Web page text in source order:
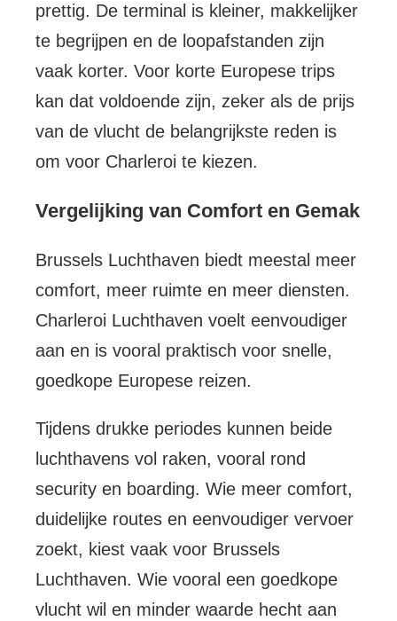
prettig. De terminal is kleiner, makkelijker
te begrijpen en de loopafstanden zijn
vaak korter. Voor korte Europese trips
kan dat voldoende zijn, zeker als de prijs
van de vlucht de belangrijkste reden is
om voor Charleroi te kiezen.
Vergelijking van Comfort en Gemak
Brussels Luchthaven biedt meestal meer
comfort, meer ruimte en meer diensten.
Charleroi Luchthaven voelt eenvoudiger
aan en is vooral praktisch voor snelle,
goedkope Europese reizen.
Tijdens drukke periodes kunnen beide
luchthavens vol raken, vooral rond
security en boarding. Wie meer comfort,
duidelijke routes en eenvoudiger vervoer
zoekt, kiest vaak voor Brussels
Luchthaven. Wie vooral een goedkope
vlucht wil en minder waarde hecht aan